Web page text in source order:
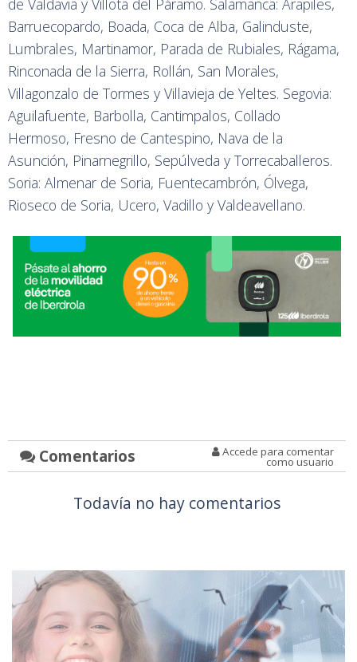
de Valdavia y Villota del Páramo. Salamanca: Arapiles,
Barruecopardo, Boada, Coca de Alba, Galinduste,
Lumbrales, Martinamor, Parada de Rubiales, Rágama,
Rinconada de la Sierra, Rollán, San Morales,
Villagonzalo de Tormes y Villavieja de Yeltes. Segovia:
Aguilafuente, Barbolla, Cantimpalos, Collado
Hermoso, Fresno de Cantespino, Nava de la
Asunción, Pinarnegrillo, Sepúlveda y Torrecaballeros.
Soria: Almenar de Soria, Fuentecambrón, Ólvega,
Rioseco de Soria, Ucero, Vadillo y Valdeavellano.
Comentarios Accede para comentar
como usuario
Todavía no hay comentarios